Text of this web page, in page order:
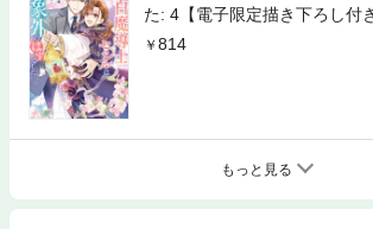
た: 4【電子限定描き下ろし付
814
もっと見る